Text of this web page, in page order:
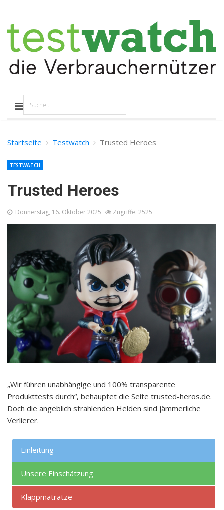
Startseite Testwatch Trusted Heroes
Trusted Heroes
TESTWATCH
Donnerstag, 16. Oktober 2025 Zugriffe: 2525
„Wir führen unabhängige und 100% transparente
Produkttests durch“, behauptet die Seite trusted-heros.de.
Doch die angeblich strahlenden Helden sind jämmerliche
Verlierer.
Einleitung
Unsere Einschätzung
Klappmatratze